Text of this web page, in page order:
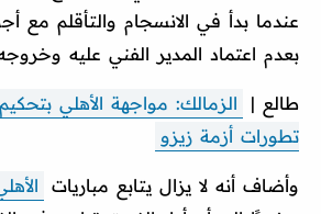
عندما بدأ في الانسجام والتأقلم مع
بعدم اعتماد المدير الفني عليه
طالع |
الزمالك: مواجهة الأهلي
تطورات أزمة زيزو
وأضاف أنه لا يزال يتابع مباريات